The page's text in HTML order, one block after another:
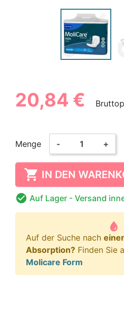
20,84 €
Menge - +
 IN DEN
 Auf Lager - Versand
Auf der Suche nach
Absorption? Finden Sie
Molicare Form